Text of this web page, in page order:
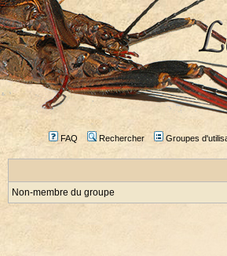
FAQ Rechercher Groupes
Non-membre du groupe